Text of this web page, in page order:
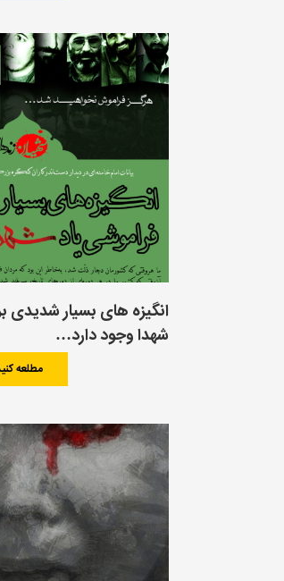
انگیزه های بسیار شدیدی
شهدا وجود دارد…
مطلعه